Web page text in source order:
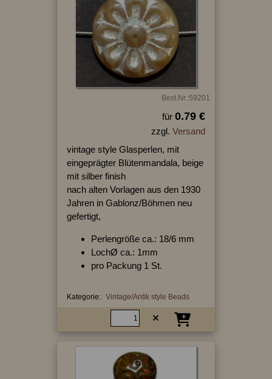
Best.Nr.:59201
für 0.79 €
zzgl. Versand
vintage style Glasperlen, mit
eingeprägter Blütenmandala, beige
mit silber finish
nach alten Vorlagen aus den 1930
Jahren in Gablonz/Böhmen neu
gefertigt,
Perlengröße ca.: 18/6 mm
LochØ ca.: 1mm
pro Packung 1 St.
Kategorie: Vintage/Antik style Beads